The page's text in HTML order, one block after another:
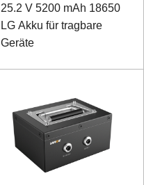
25.2 V 5200 mAh 18650
LG Akku für tragbare
Geräte